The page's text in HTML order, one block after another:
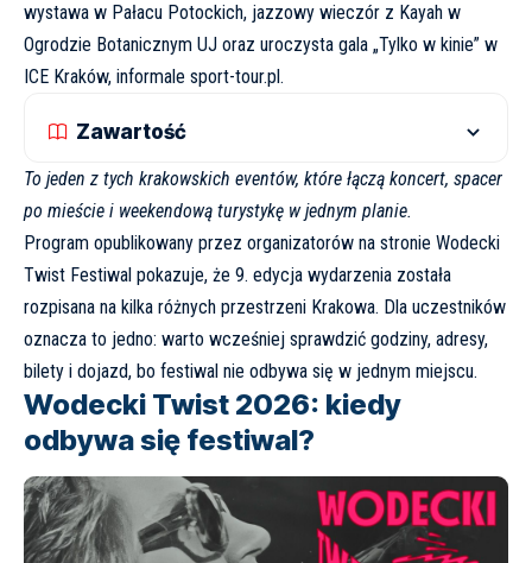
wystawa w Pałacu Potockich, jazzowy wieczór z Kayah w
Ogrodzie Botanicznym UJ oraz uroczysta gala „Tylko w kinie” w
ICE Kraków, informale sport-tour.pl.
Zawartość
To jeden z tych krakowskich eventów, które łączą koncert, spacer
po mieście i weekendową turystykę w jednym planie.
Program opublikowany przez organizatorów na stronie Wodecki
Twist Festiwal pokazuje, że 9. edycja wydarzenia została
rozpisana na kilka różnych przestrzeni Krakowa. Dla uczestników
oznacza to jedno: warto wcześniej sprawdzić godziny, adresy,
bilety i dojazd, bo festiwal nie odbywa się w jednym miejscu.
Wodecki Twist 2026: kiedy
odbywa się festiwal?